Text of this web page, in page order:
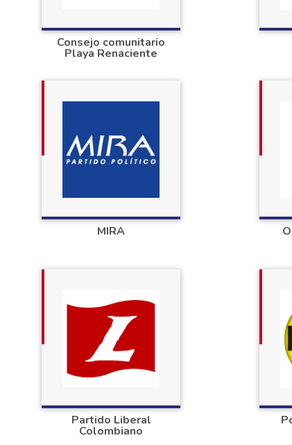
Consejo comunitario
Playa Renaciente
MIRA
Partido Liberal
Colombiano